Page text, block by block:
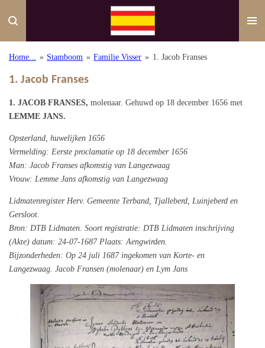
direct
de
Home... » Stamboom » Familie Visser » 1. Jacob Franses
1. Jacob Franses
1. JACOB FRANSES, molenaar. Gehuwd op 18 december 1656 met
LEMME JANS.
Opsterland, huwelijken 1656
Vermelding: Eerste proclamatie op 18 december 1656
Man: Jacob Franses afkomstig van Langezwaag
Vrouw: Lemme Jans afkomstig van Langezwaag
Lidmatenregister Herv. Gemeente Terband, Tjalleberd, Luinjeberd en
Gersloot.
Bron: DTB Lidmaten. Soort registratie: DTB Lidmaten inschrijving
(Akte) datum: 24-07-1687 Plaats: Aengwirden.
Bijzonderheden: Op 24 juli 1687 ingekomen van Korte- en
Langezwaag. Jacob Fransen (molenaar) en Lym Jans